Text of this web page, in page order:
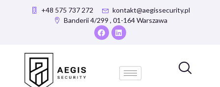
+48 575 737 272
kontakt@aegissecurity.pl
Banderii 4/299 , 01-164 Warszawa